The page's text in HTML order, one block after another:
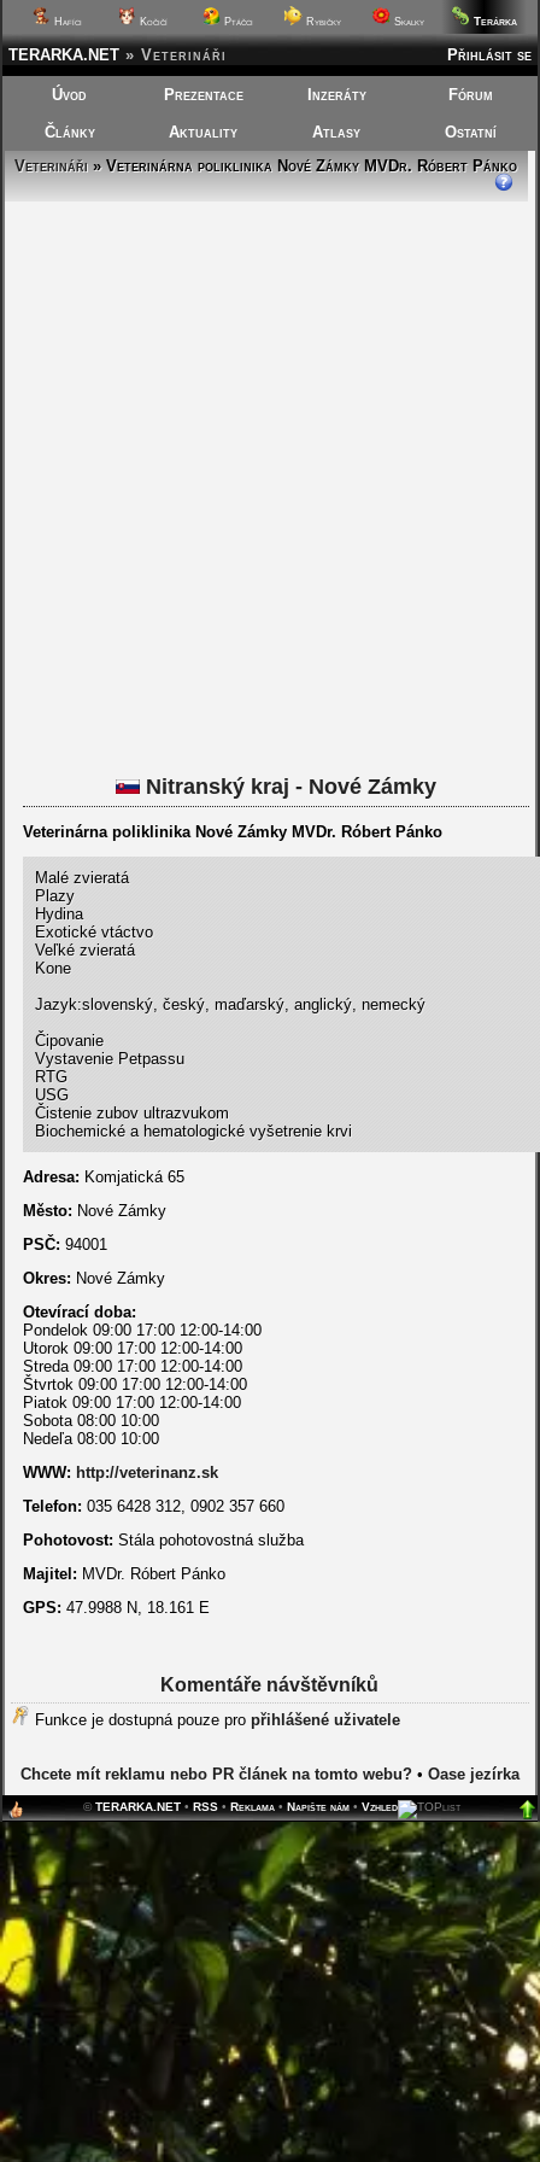
Hafíci Kočičí Ptáčci Rybičky Skalky Terárka
Přihlásit se
TERARKA.NET » Veterináři
Úvod Prezentace Inzeráty Fórum
Články Aktuality Atlasy
Ostatní
Veterináři» Veterinárna poliklinika Nové Zámky MVDr. Róbert Pánko
Nitranský kraj - Nové Zámky
Veterinárna poliklinika Nové Zámky MVDr. Róbert Pánko
Malé zvieratá
Plazy
Hydina
Exotické vtáctvo
Veľké zvieratá
Kone
Jazyk:slovenský, český, maďarský, anglický, nemecký
Čipovanie
Vystavenie Petpassu
RTG
USG
Čistenie zubov ultrazvukom
Biochemické a hematologické vyšetrenie krvi
Adresa: Komjatická 65
Město: Nové Zámky
PSČ: 94001
Okres: Nové Zámky
Otevírací doba:
Pondelok 09:00 17:00 12:00-14:00
Utorok 09:00 17:00 12:00-14:00
Streda 09:00 17:00 12:00-14:00
Štvrtok 09:00 17:00 12:00-14:00
Piatok 09:00 17:00 12:00-14:00
Sobota 08:00 10:00
Nedeľa 08:00 10:00
WWW: http://veterinanz.sk
Telefon: 035 6428 312, 0902 357 660
Pohotovost: Stála pohotovostná služba
Majitel: MVDr. Róbert Pánko
GPS: 47.9988 N, 18.161 E
Komentáře návštěvníků
Funkce je dostupná pouze pro přihlášené uživatele
Chcete mít reklamu nebo PR článek na tomto webu?• Oase jezírka
©TERARKA.NET• RSS• Reklama• Napište nám• Vzhled